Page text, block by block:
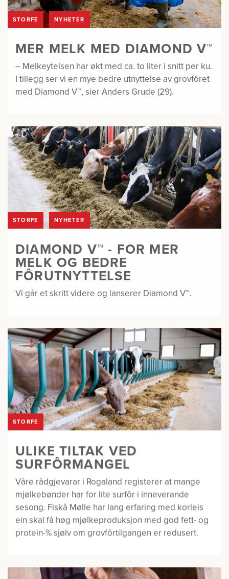
STORFE NYHETER
MER MELK MED DIAMOND V™
– Melkeytelsen har økt med ca. to liter i snitt per ku.
I tillegg ser vi en mye bedre utnyttelse av grovfôret
med Diamond V™, sier Anders Grude (29).
STORFE NYHETER
DIAMOND V™ - FOR MER
MELK OG BEDRE
FÔRUTNYTTELSE
Vi går et skritt videre og lanserer Diamond V™.
STORFE
ULIKE TILTAK VED
SURFÔRMANGEL
Våre rådgjevarar i Rogaland registerer at mange
mjølkebønder har for lite surfôr i inneverande
sesong. Fiskå Mølle har lang erfaring med korleis
ein skal få høg mjølkeproduksjon med god fett- og
protein-% sjølv om grovfôrtilgangen er redusert.